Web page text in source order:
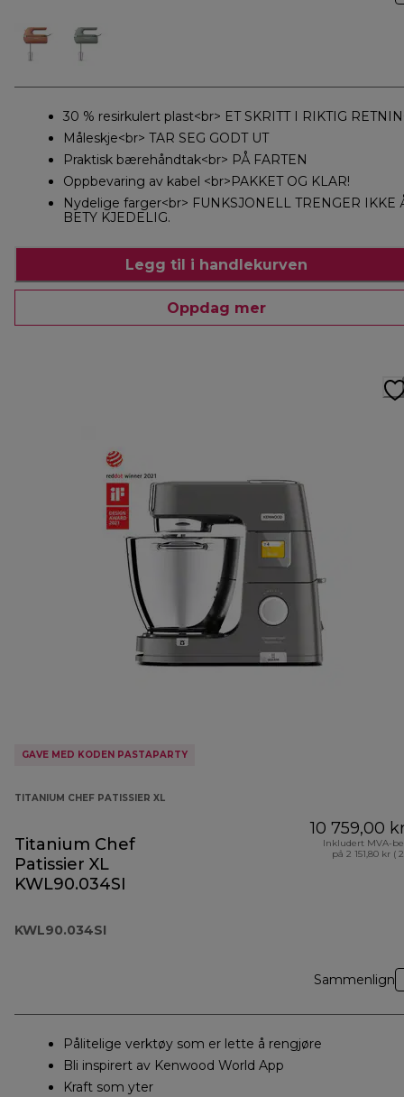
30 % resirkulert plast<br> ET SKRITT I RIKTIG
Måleskje<br> TAR SEG GODT UT
Praktisk bærehåndtak<br> PÅ FARTEN
Oppbevaring av kabel <br>PAKKET OG KLAR!
Nydelige farger<br> FUNKSJONELL TRENGER IKKE
BETY KJEDELIG.
Legg til i handlekurven
Oppdag mer
GAVE MED KODEN PASTAPARTY
TITANIUM CHEF PATISSIER XL
Titanium Chef
Patissier XL
KWL90.034SI
KWL90.034SI
10 759,00
Inkludert MVA-
på 2 151,80 kr (
Sammenlign
Pålitelige verktøy som er lette å rengjøre
Bli inspirert av Kenwood World App
Kraft som yter